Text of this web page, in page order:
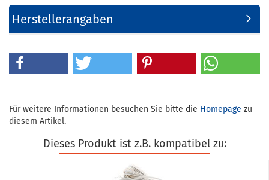
Herstellerangaben
Für weitere Informationen besuchen Sie bitte die Homepage zu
diesem Artikel.
Dieses Produkt ist z.B. kompatibel zu: